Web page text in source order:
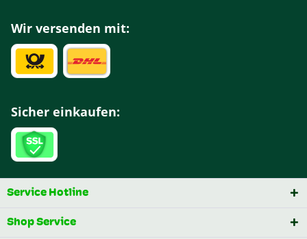
Wir versenden mit:
Sicher einkaufen:
Service Hotline
Shop Service